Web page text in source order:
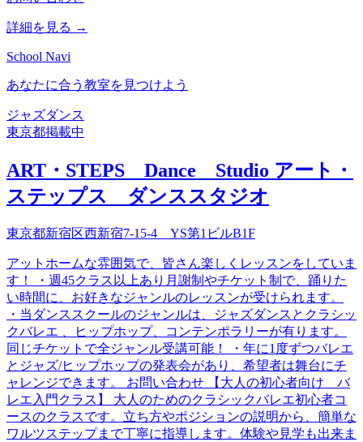
詳細を見る →
School Navi
あなたに合う教室を見つけよう
ジャズダンス
東京都掲載中
ART・STEPS Dance Studio アート・
ステップス ダンススタジオ
東京都新宿区西新宿7-15-4 YS第1ビルB1F
アットホームな雰囲気で、皆さん楽しくレッスンをしていま
す！ ・週45クラス以上あり月謝制やチケット制で、踊りた
い時間に、お好きなジャンルのレッスンが受けられます。
・当ダンススクールのジャンルは、ジャズダンスとクラシッ
クバレエ 、ヒップホップ、コンテンポラリーが有ります。
同じチケットで全ジャンル受講可能！ ・年に1度ずつバレエ
とジャズ/ヒップホップの発表会があり、希望者は舞台にチ
ャレンジできます。 お問い合わせ 【大人の初心者向け バ
レエ入門クラス】 大人のためのクラシックバレエ初心者コ
ースのクラスです。立ち方やポジションの説明から、簡単な
ワルツステップまで丁寧に指導します。体験や見学も出来ま